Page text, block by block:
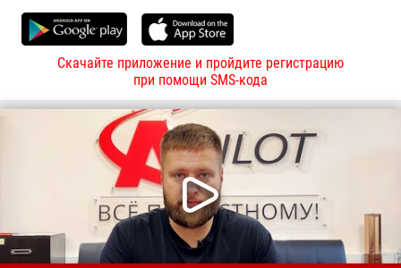
Скачайте приложение и пройдите регистрацию
при помощи SMS-кода